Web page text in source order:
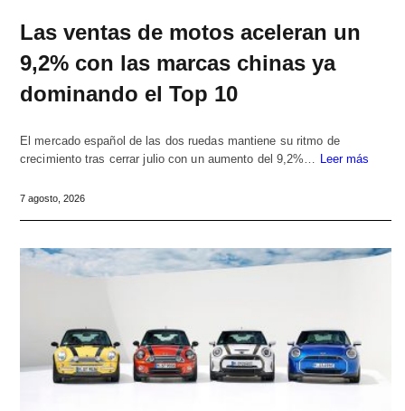
Las ventas de motos aceleran un
9,2% con las marcas chinas ya
dominando el Top 10
El mercado español de las dos ruedas mantiene su ritmo de
crecimiento tras cerrar julio con un aumento del 9,2%… Leer más
7 agosto, 2026